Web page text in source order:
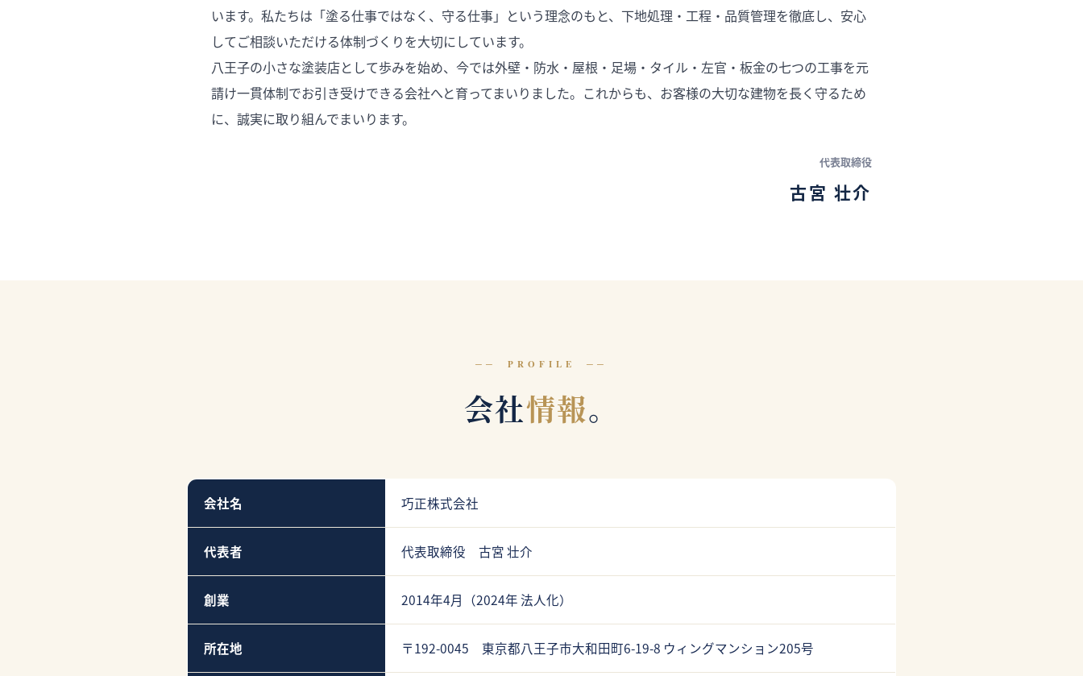
います。私たちは「塗る仕事ではなく、守る仕事」という理念のもと、下地処理・工程・品質管理を徹底し、安心
してご相談いただける体制づくりを大切にしています。
八王子の小さな塗装店として歩みを始め、今では外壁・防水・屋根・足場・タイル・左官・板金の七つの工事を元
請け一貫体制でお引き受けできる会社へと育ってまいりました。これからも、お客様の大切な建物を長く守るため
に、誠実に取り組んでまいります。
代表取締役
古宮 壮介
PROFILE
会社情報。
会社名 巧正株式会社
代表者 代表取締役 古宮 壮介
創業 2014年4月（2024年 法人化）
所在地 〒192-0045 東京都八王子市大和田町6-19-8 ウィングマンション205号